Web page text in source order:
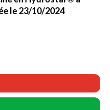
le 23/10/2024